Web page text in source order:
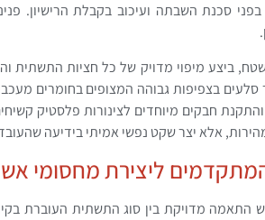
סכנת השבתה ועיכוב בקבלת הרישיון.
ביצע מיפוי מדויק של כל חציות התשתית
בצפיפות גבוהה המצופים בחומרים
חבקים מיוחדים לצינורות פלסטיק
אלא יצר שקט נפשי אמיתי בידיעה
ליצירת מחסומי אש
התאמה מדויקת בין סוג התשתית העוברת